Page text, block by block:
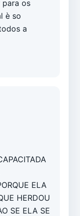
para os
è so
a
ELA
HERDOU
SE ELA SE